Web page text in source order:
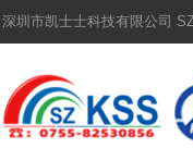
深圳市凯士士科技有限公司